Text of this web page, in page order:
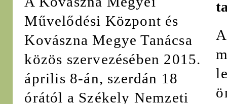
Művelődési Központ és
Kovászna Megye Tanácsa
közös szervezésében 2015.
április 8-án, szerdán 18
órától a Székely Nemzeti